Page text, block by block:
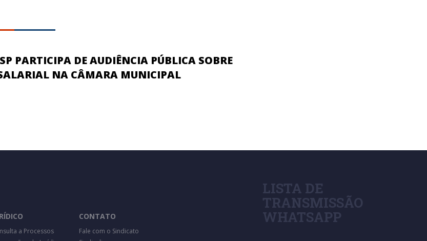
PARTICIPA DE AUDIÊNCIA PÚBLICA SOBRE
NA CÂMARA MUNICIPAL
a Processos
CONTATO
Fale com o Sindicato
LISTA DE
TRANSMISSÃO
WHATSAPP